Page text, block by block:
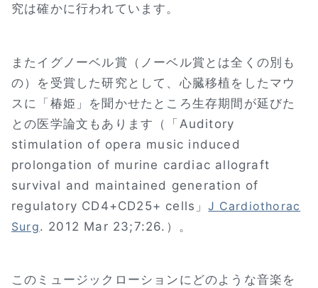
究は確かに行われています。
またイグノーベル賞（ノーベル賞とは全くの別も
の）を受賞した研究として、心臓移植をしたマウ
スに「椿姫」を聞かせたところ生存期間が延びた
との医学論文もあります（「Auditory
stimulation of opera music induced
prolongation of murine cardiac allograft
survival and maintained generation of
regulatory CD4+CD25+ cells」J Cardiothorac
Surg. 2012 Mar 23;7:26.）。
このミュージックローションにどのような音楽を